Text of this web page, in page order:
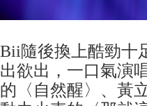
Bii隨後換上酷勁十
出欲出，一口氣演
的〈自然醒〉、黃